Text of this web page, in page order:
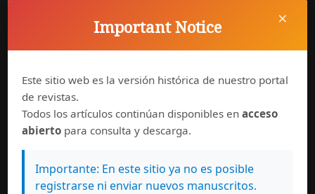
×
Important Notice
Este sitio web es la versión histórica de nuestro portal
de revistas.
Todos los artículos continúan disponibles enacceso
abierto para consulta y descarga.
Importante: En este sitio ya no es posible
registrarse ni enviar nuevos manuscritos.